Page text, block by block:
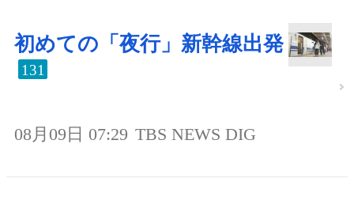
初めての「夜行」新幹線出発
131
08月09日 07:29 TBS NEWS DIG